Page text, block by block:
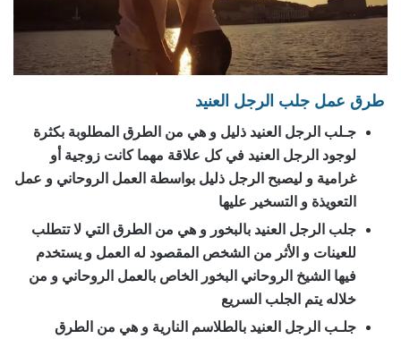
طرق عمل جلب الرجل العنيد
جـلب الرجل العنيد ذليل و هي من الطرق المطلوبة بكثرة
لوجود الرجل العنيد في كل علاقة مهما كانت زوجية أو
غرامية و ليصبح الرجل ذليل بواسطة العمل الروحاني و عمل
التعويذة و التسخير عليها
جلب الرجل العنيد بالبخور و هي من الطرق التي لا تتطلب
للعينات و الأثر من الشخص المقصود له العمل و يستخدم
فيها الشيخ الروحاني البخور الخاص بالعمل الروحاني و من
خلاله يتم الجلب السريع
جلـب الرجل العنيد بالطلاسم النارية و هي من الطرق